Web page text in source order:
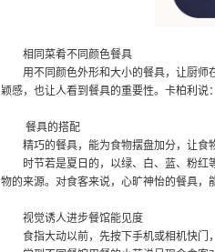
相同菜肴不同颜色餐具
用不同颜色外形和大小的餐具，让厨师
颖感，也让人看到餐具的重要性。卡柏利说
餐具的搭配
精巧的餐具，能为食物摆盘加分，让食
时节若是夏日的，以绿、白、蓝、粉
物的来源。对食客来说，心旷神怡的餐具，
视觉诱人进步餐馆能见度
食指大动以前，先按下手机或相机快门